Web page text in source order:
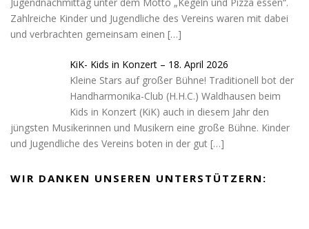
Zahlreiche Kinder und Jugendliche des Vereins waren mit dabei
und verbrachten gemeinsam einen […]
KiK- Kids in Konzert – 18. April 2026
Kleine Stars auf großer Bühne! Traditionell bot der
Handharmonika-Club (H.H.C.) Waldhausen beim
Kids in Konzert (KiK) auch in diesem Jahr den
jüngsten Musikerinnen und Musikern eine große Bühne. Kinder
und Jugendliche des Vereins boten in der gut […]
WIR DANKEN UNSEREN UNTERSTÜTZERN: